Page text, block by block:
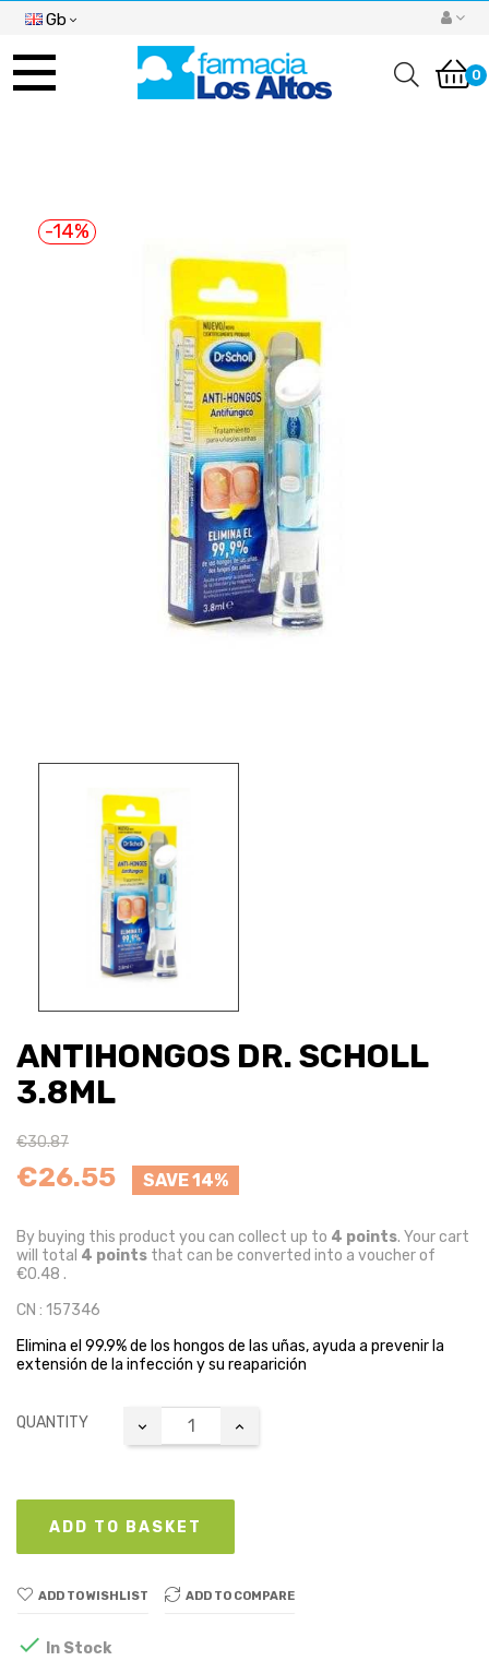
Gb
Toggle
navigation 0
-14%
ANTIHONGOS DR. SCHOLL
3.8ML
€30.87
€26.55 SAVE 14%
By buying this product you can collect up to 4 points. Your cart
will total 4 points that can be converted into a voucher of
€0.48 .
CN : 157346
Elimina el 99.9% de los hongos de las uñas, ayuda a prevenir la
extensión de la infección y su reaparición
QUANTITY
ADD TO BASKET
ADD TO WISHLIST ADD TO COMPARE
 In Stock